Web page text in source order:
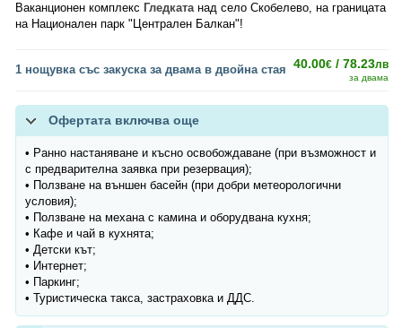
Ваканционен комплекс Гледкатанад село Скобелево, на границата
на Национален парк "Централен Балкан"!
1 нощувка със закуска за двама в двойна стая 40.00€ / 78.23лв
за двама
Офертата включва още
• Ранно настаняване и късно освобождаване (при възможност и
с предварителна заявка при резервация);
• Ползване на външен басейн (при добри метеорологични
условия);
• Ползване на механа с камина и оборудвана кухня;
• Кафе и чай в кухнята;
• Детски кът;
• Интернет;
• Паркинг;
• Туристическа такса, застраховка и ДДС.